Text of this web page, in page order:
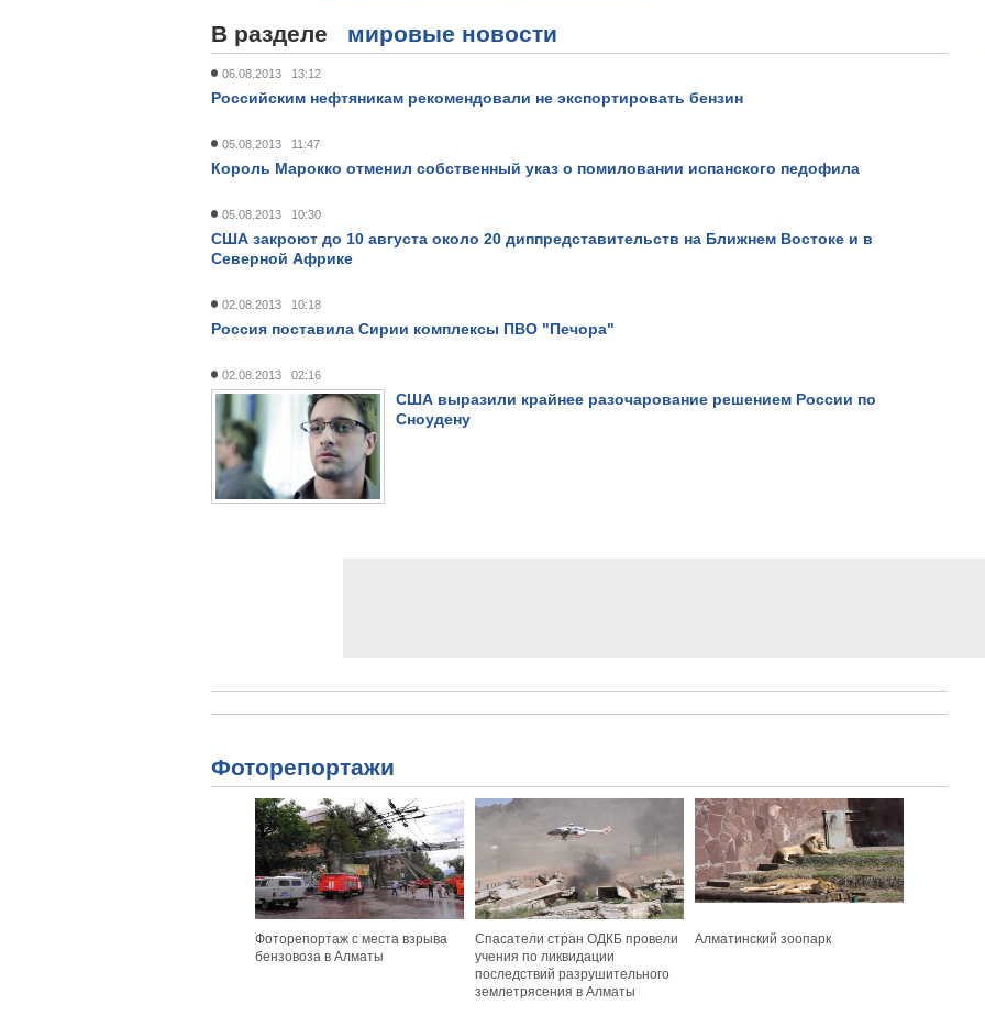
В разделе мировые новости
06.08.2013 13:12
Российским нефтяникам рекомендовали не экспортировать бензин
05.08.2013 11:47
Король Марокко отменил собственный указ о помиловании испанского педофила
05.08.2013 10:30
США закроют до 10 августа около 20 диппредставительств на Ближнем Востоке и в
Северной Африке
02.08.2013 10:18
Россия поставила Сирии комплексы ПВО "Печора"
02.08.2013 02:16
США выразили крайнее разочарование решением России по
Сноудену
Фоторепортажи
Фоторепортаж с места взрыва
бензовоза в Алматы
Спасатели стран ОДКБ провели
учения по ликвидации
последствий разрушительного
землетрясения в Алматы
Алматинский зоопарк